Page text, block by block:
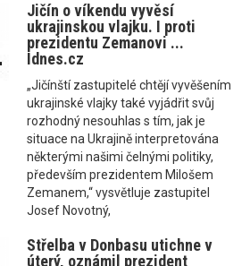
Jičín o víkendu vyvěsí
ukrajinskou vlajku. I proti
prezidentu Zemanovi ...
Idnes.cz
„Jičínští zastupitelé chtějí vyvěšením
ukrajinské vlajky také vyjádřit svůj
rozhodný nesouhlas s tím, jak je
situace na Ukrajině interpretována
některými našimi čelnými politiky,
především prezidentem Milošem
Zemanem,“ vysvětluje zastupitel
Josef Novotný,
Střelba v Donbasu utichne v
úterý, oznámil prezident